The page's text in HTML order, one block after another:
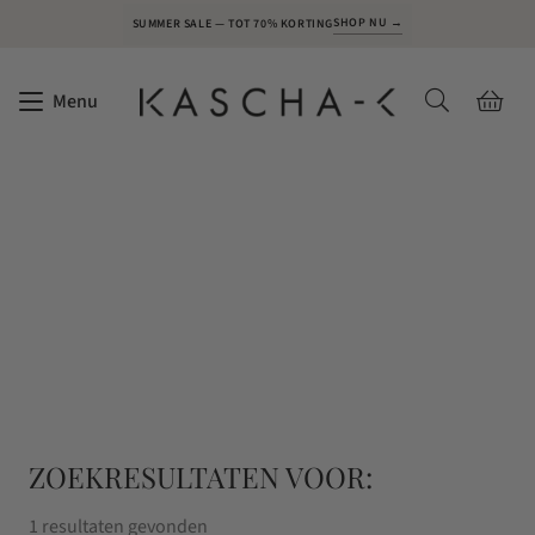
SUMMER SALE — TOT 70% KORTINGSHOP NU →
Menu
ZOEKRESULTATEN VOOR:
1 resultaten gevonden